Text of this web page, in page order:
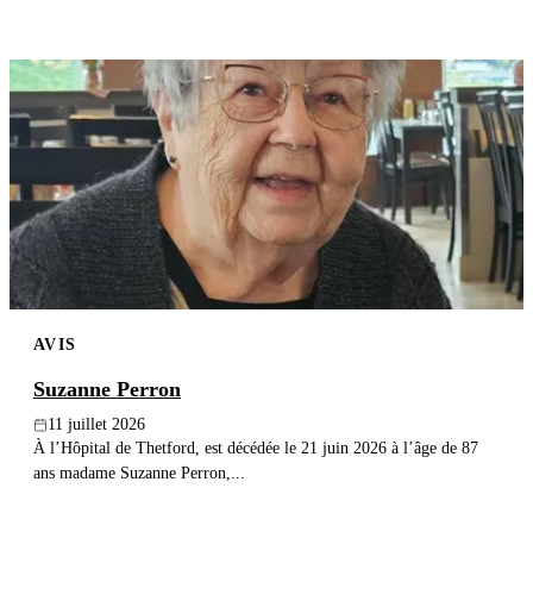
AVIS
Suzanne Perron
11 juillet 2026
À l’Hôpital de Thetford, est décédée le 21 juin 2026 à l’âge de 87
ans madame Suzanne Perron,...